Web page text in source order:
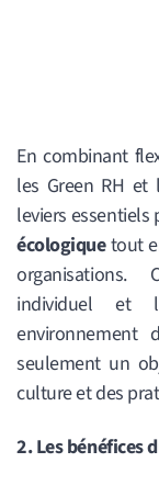
En combinant
les Green RH et
leviers essentiels
écologiquetout
organisations.
individuel et
seulement un
culture et des
2. Les bénéfices